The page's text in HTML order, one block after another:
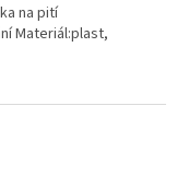
na pití
Materiál:plast,